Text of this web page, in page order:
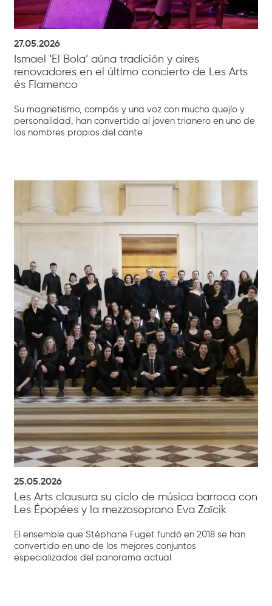
27.05.2026
Ismael ‘El Bola’ aúna tradición y aires
renovadores en el último concierto de Les Arts
és Flamenco
Su magnetismo, compás y una voz con mucho quejío y
personalidad, han convertido al joven trianero en uno de
los nombres propios del cante
25.05.2026
Les Arts clausura su ciclo de música barroca con
Les Épopées y la mezzosoprano Eva Zaïcik
El ensemble que Stéphane Fuget fundó en 2018 se han
convertido en uno de los mejores conjuntos
especializados del panorama actual